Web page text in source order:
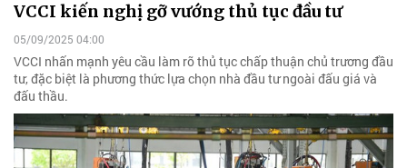
VCCI kiến nghị gỡ vướng thủ tục đầu tư
05/09/2025 04:00
VCCI nhấn mạnh yêu cầu làm rõ thủ tục chấp thuận chủ trương đầu
tư, đặc biệt là phương thức lựa chọn nhà đầu tư ngoài đấu giá và
đấu thầu.